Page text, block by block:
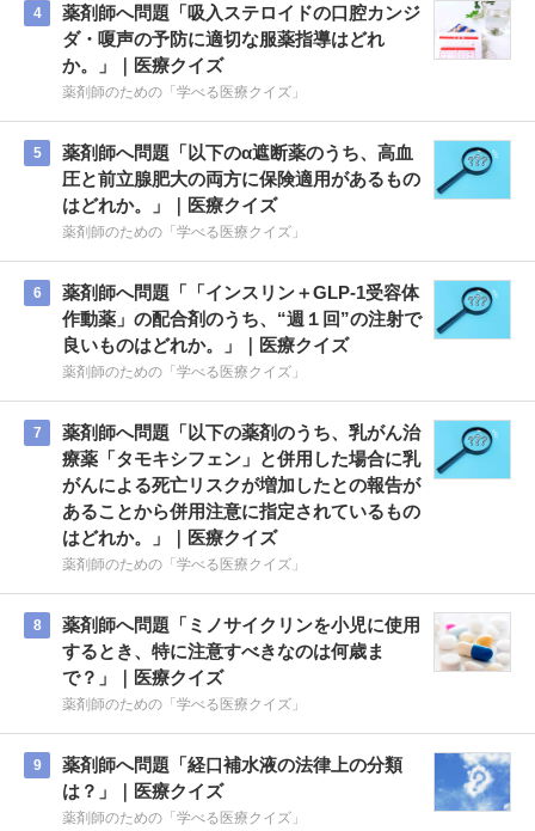
4
薬剤師へ問題「吸入ステロイドの口腔カンジ
ダ・嗄声の予防に適切な服薬指導はどれ
か。」｜医療クイズ
薬剤師のための「学べる医療クイズ」
5
薬剤師へ問題「以下のα遮断薬のうち、高血
圧と前立腺肥大の両方に保険適用があるもの
はどれか。」｜医療クイズ
薬剤師のための「学べる医療クイズ」
6
薬剤師へ問題「「インスリン＋GLP-1受容体
作動薬」の配合剤のうち、“週１回”の注射で
良いものはどれか。」｜医療クイズ
薬剤師のための「学べる医療クイズ」
7
薬剤師へ問題「以下の薬剤のうち、乳がん治
療薬「タモキシフェン」と併用した場合に乳
がんによる死亡リスクが増加したとの報告が
あることから併用注意に指定されているもの
はどれか。」｜医療クイズ
薬剤師のための「学べる医療クイズ」
8
薬剤師へ問題「ミノサイクリンを小児に使用
するとき、特に注意すべきなのは何歳ま
で？」｜医療クイズ
薬剤師のための「学べる医療クイズ」
9
薬剤師へ問題「経口補水液の法律上の分類
は？」｜医療クイズ
薬剤師のための「学べる医療クイズ」